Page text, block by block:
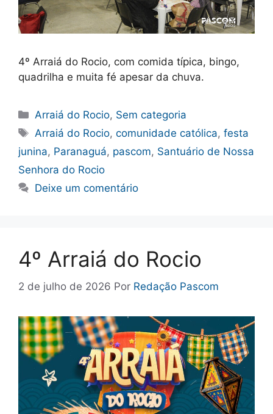
4º Arraiá do Rocio, com comida típica, bingo,
quadrilha e muita fé apesar da chuva.
Categorias
Arraiá do Rocio, Sem categoria
Tags
Arraiá do Rocio,comunidade católica,festa
junina, Paranaguá, pascom, Santuário de Nossa
Senhora do Rocio
Deixe um comentário
4º Arraiá do Rocio
2 de julho de 2026 Por Redação Pascom